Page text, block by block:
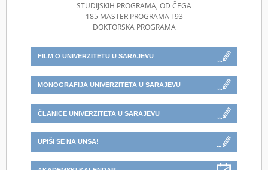
STUDIJSKIH PROGRAMA, OD ČEGA
185 MASTER PROGRAMA I 93
DOKTORSKA PROGRAMA
FILM O UNIVERZITETU U SARAJEVU
MONOGRAFIJA UNIVERZITETA U SARAJEVU
ČLANICE UNIVERZITETA U SARAJEVU
UPIŠI SE NA UNSA!